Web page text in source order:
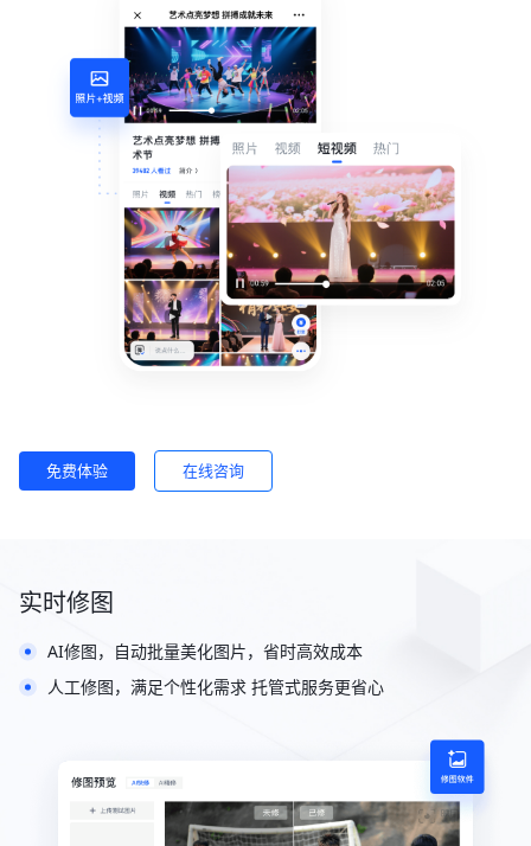
免费体验 在线咨询
实时修图
AI修图，自动批量美化图片，省时高效成本
人工修图，满足个性化需求 托管式服务更省心